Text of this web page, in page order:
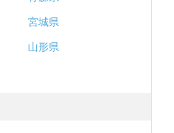
宮城県
山形県